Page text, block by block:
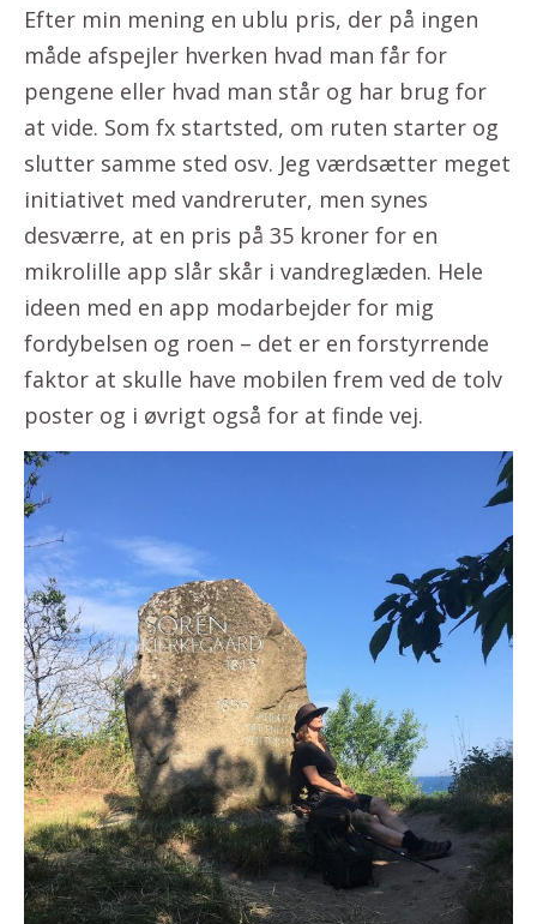
Efter min mening en ublu pris, der på ingen
måde afspejler hverken hvad man får for
pengene eller hvad man står og har brug for
at vide. Som fx startsted, om ruten starter og
slutter samme sted osv. Jeg værdsætter meget
initiativet med vandreruter, men synes
desværre, at en pris på 35 kroner for en
mikrolille app slår skår i vandreglæden. Hele
ideen med en app modarbejder for mig
fordybelsen og roen – det er en forstyrrende
faktor at skulle have mobilen frem ved de tolv
poster og i øvrigt også for at finde vej.